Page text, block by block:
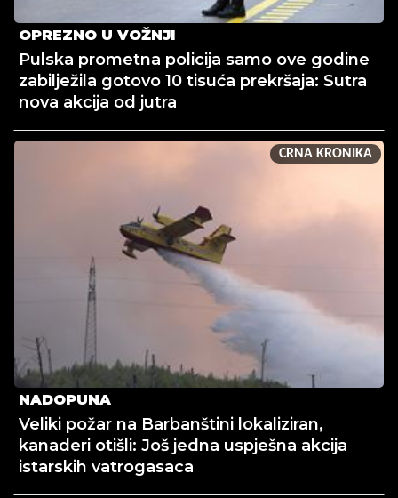
OPREZNO U VOŽNJI
Pulska prometna policija samo ove godine
zabilježila gotovo 10 tisuća prekršaja: Sutra
nova akcija od jutra
CRNA KRONIKA
NADOPUNA
Veliki požar na Barbanštini lokaliziran,
kanaderi otišli: Još jedna uspješna akcija
istarskih vatrogasaca